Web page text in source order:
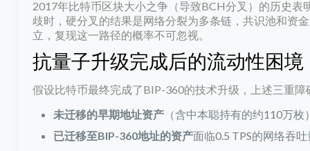
2017年比特币区块大小之争（导致BCH分叉）的历史
歧时，硬分叉的结果是网络分裂为多条链，共识池和资
立，复现这一路径的概率不可忽视。
抗量子升级完成后的流动性困境
假设比特币最终完成了BIP-360的技术升级，上述三重
未迁移的早期地址资产（含中本聪持有的约110万枚
已迁移至BIP-360地址的资产面临0.5 TPS的网络吞